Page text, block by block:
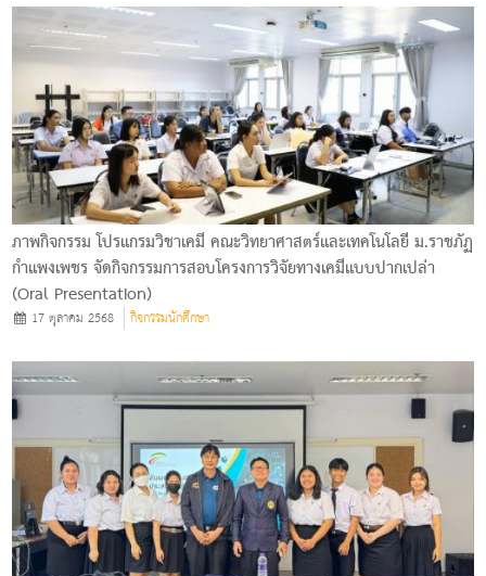
ภาพกิจกรรม โปรแกรมวิชาเคมี คณะวิทยาศาสตร์และเทคโนโลยี ม.ราชภัฏ
กำแพงเพชร จัดกิจกรรมการสอบโครงการวิจัยทางเคมีแบบปากเปล่า
(Oral Presentation)
17 ตุลาคม 2568 กิจกรรมนักศึกษา